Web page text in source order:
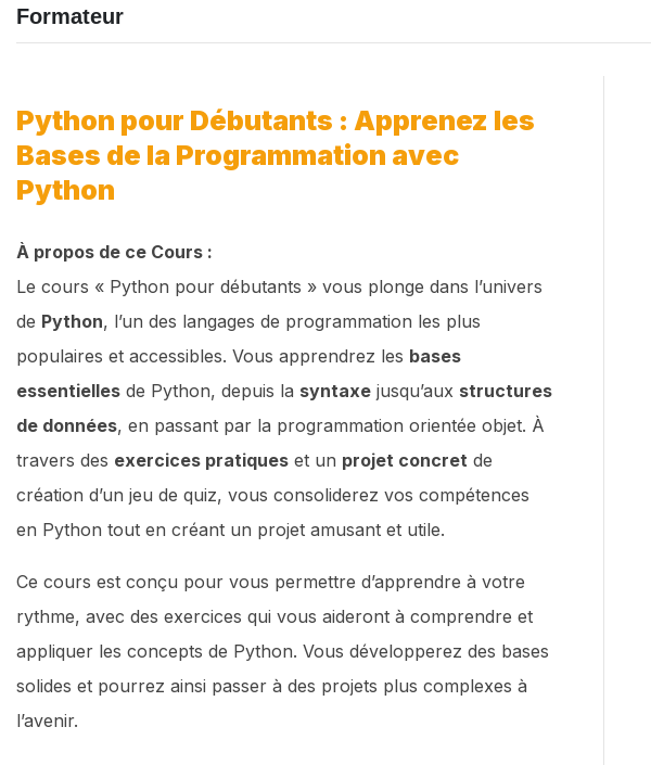
Formateur
Python pour Débutants : Apprenez les
Bases de la Programmation avec
Python
À propos de ce Cours :
Le cours « Python pour débutants » vous plonge dans l’univers
de Python, l’un des langages de programmation les plus
populaires et accessibles. Vous apprendrez les bases
essentielles de Python, depuis la syntaxe jusqu’aux structures
de données, en passant par la programmation orientée objet. À
travers des exercices pratiques et un projet concret de
création d’un jeu de quiz, vous consoliderez vos compétences
en Python tout en créant un projet amusant et utile.
Ce cours est conçu pour vous permettre d’apprendre à votre
rythme, avec des exercices qui vous aideront à comprendre et
appliquer les concepts de Python. Vous développerez des bases
solides et pourrez ainsi passer à des projets plus complexes à
l’avenir.